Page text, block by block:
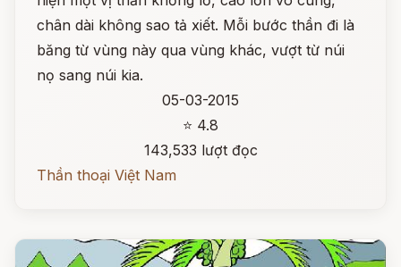
chân dài không sao tả xiết. Mỗi bước thần đi là
băng từ vùng này qua vùng khác, vượt từ núi
nọ sang núi kia.
05-03-2015
⭐ 4.8
143,533 lượt đọc
Thần thoại Việt Nam